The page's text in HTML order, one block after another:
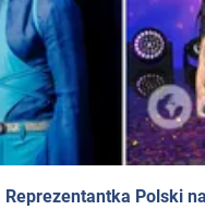
Polski